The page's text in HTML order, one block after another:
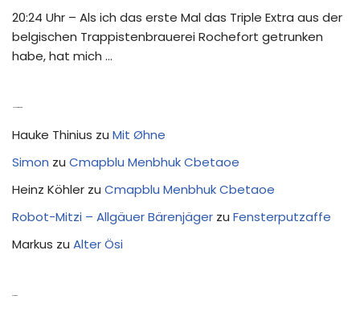
20:24 Uhr – Als ich das erste Mal das Triple Extra aus der
belgischen Trappistenbrauerei Rochefort getrunken
habe, hat mich …
Hauke Thinius zu Mit Øhne
Simon zu Cmapblu Menbhuk Cbetaoe
Heinz Köhler zu Cmapblu Menbhuk Cbetaoe
Robot-Mitzi – Allgäuer Bärenjäger zu Fensterputzaffe
Markus zu Alter Ösi